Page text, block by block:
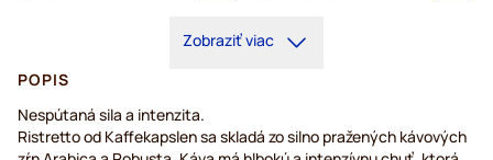
Zobraziť viac
POPIS
Nespútaná sila a intenzita.
Ristretto od Kaffekapslen sa skladá zo silno pražených kávových